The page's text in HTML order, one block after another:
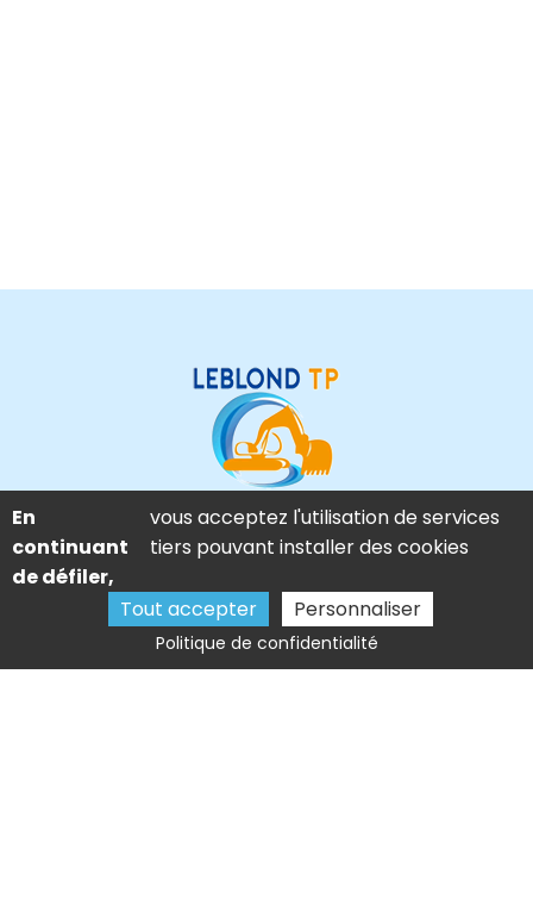
Mas d’Auzières – Route de Fourques, 30800 Saint Gilles
abm.leblond@gmail.com
En
continuant
de défiler,
vous acceptez l'utilisation de services
tiers pouvant installer des cookies
Tout accepter Personnaliser
Politique de confidentialité